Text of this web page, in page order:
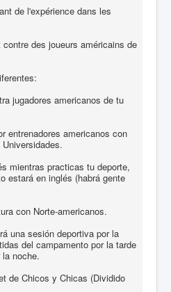
de l'expérience dans les
des joueurs américains de
jugadores americanos de tu
entrenadores americanos con
mientras practicas tu deporte,
estará en inglés (habrá gente
con Norte-americanos.
una sesión deportiva por la
del campamento por la tarde
noche.
de Chicos y Chicas (Dividido